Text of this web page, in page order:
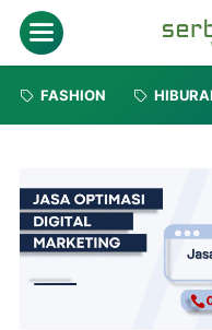
FASHION